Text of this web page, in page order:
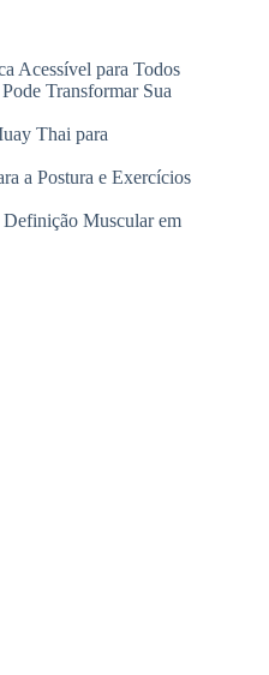
Acessível para Todos
Transformar Sua
Thai para
a Postura e Exercícios
Definição Muscular em